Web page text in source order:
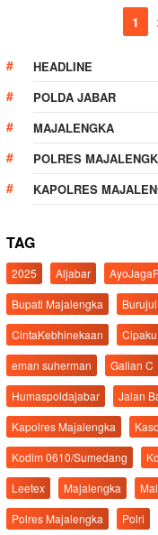
1
HEADLINE
POLDA JABAR
MAJALENGKA
POLRES
KAPOLRES
TAG
2025 Aljabar
Bupati Majalengka
CintaKebhinekaan
Cipaku
eman suherman
Galian C
Humaspoldajabar
Jalan
Kapolres Majalengka
Kodim 0610/Sumedang
Leetex
Majalengka
Polres Majalengka
Polri